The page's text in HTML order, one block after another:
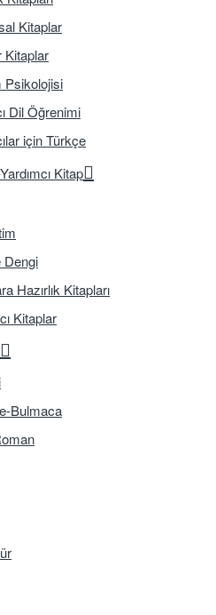
Kitaplar
Kitaplar
Psikolojisi
Dil Öğrenimi
için Türkçe
Kitap
Dengi
Hazırlık Kitapları
Kitaplar
Bulmaca